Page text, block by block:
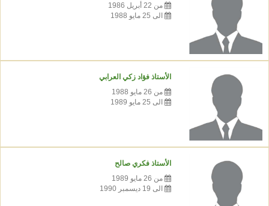
من 22 أبريل 1986
الى 25 مايو 1988
الأستاذ فؤاد زكي العرابي
من 26 مايو 1988
الى 25 مايو 1989
الأستاذ فكري صالح
من 26 مايو 1989
الى 19 ديسمبر 1990